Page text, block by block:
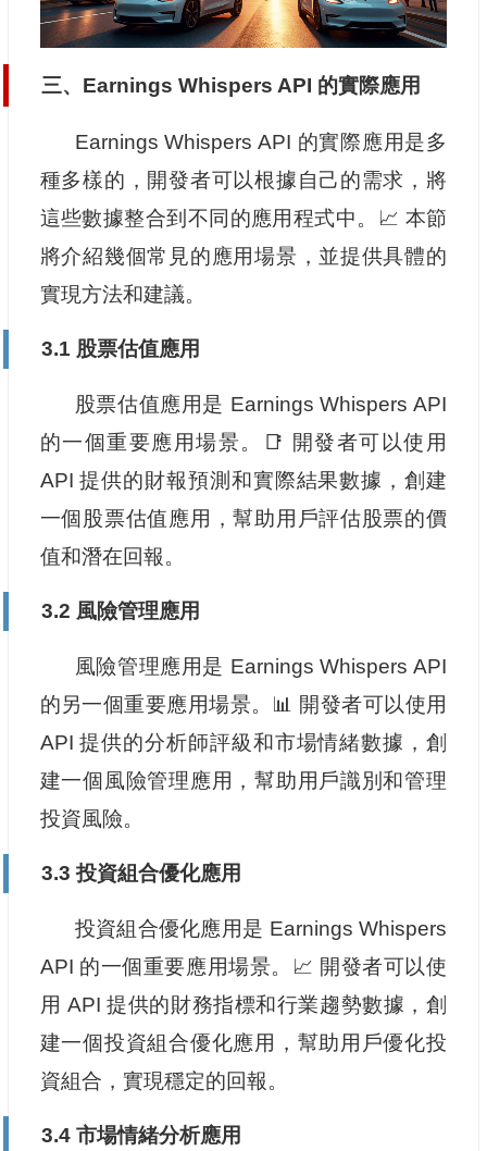
三、Earnings Whispers API 的實際應用
Earnings Whispers API 的實際應用是多
種多樣的，開發者可以根據自己的需求，將
這些數據整合到不同的應用程式中。📈 本節
將介紹幾個常見的應用場景，並提供具體的
實現方法和建議。
3.1 股票估值應用
股票估值應用是 Earnings Whispers API
的一個重要應用場景。📑 開發者可以使用
API 提供的財報預測和實際結果數據，創建
一個股票估值應用，幫助用戶評估股票的價
值和潛在回報。
3.2 風險管理應用
風險管理應用是 Earnings Whispers API
的另一個重要應用場景。📊 開發者可以使用
API 提供的分析師評級和市場情緒數據，創
建一個風險管理應用，幫助用戶識別和管理
投資風險。
3.3 投資組合優化應用
投資組合優化應用是 Earnings Whispers
API 的一個重要應用場景。📈 開發者可以使
用 API 提供的財務指標和行業趨勢數據，創
建一個投資組合優化應用，幫助用戶優化投
資組合，實現穩定的回報。
3.4 市場情緒分析應用